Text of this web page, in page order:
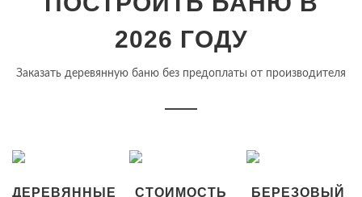
2026 ГОДУ
Заказать деревянную баню без предоплаты от производителя
ДЕРЕВЯННЫЕ
СТОИМОСТЬ
БЕРЕЗОВЫЙ